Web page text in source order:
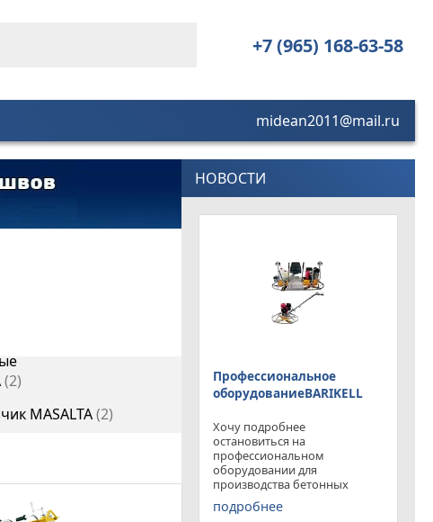
+7 (965) 168-63-58
midean2011@mail.ru
2
MASALTA 2
НОВОСТИ
Профессиональное
оборудованиеBARIKELL
Хочу подробнее
остановиться на
профессиональном
оборудовании для
производства бетонных
работ, ибо к качеству
поверхности бетона в
подробнее